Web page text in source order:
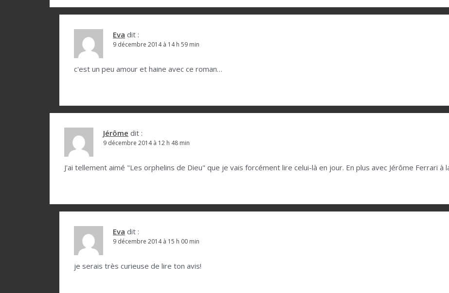
e
Eva dit :
9 décembre 2014 à 14 h 59 min
c'est un peu amour et haine avec ce roman…
Jérôme dit :
9 décembre 2014 à 12 h 48 min
J'ai tellement aimé "Les orphelins de Dieu" que je vais forcément lire celui-là en jour. En plus avec Jérôme Ferrari
Eva dit :
9 décembre 2014 à 15 h 00 min
je serais très curieuse de lire ton avis!